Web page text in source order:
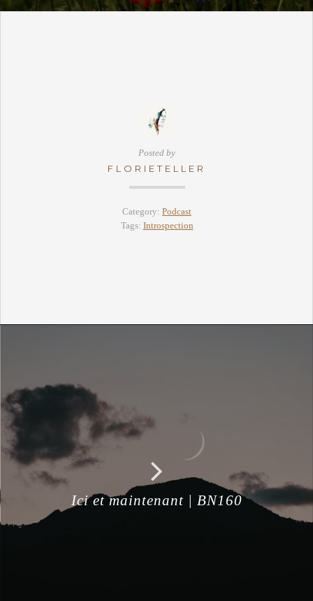
Posted by
FLORIETELLER
Category: Podcast
Tags: Introspection
Ici et maintenant | BN160